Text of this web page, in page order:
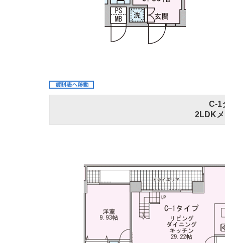
C-1
2LDK